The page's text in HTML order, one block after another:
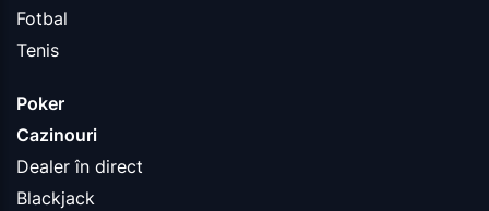
Fotbal
Tenis
Poker
Cazinouri
Dealer în direct
Blackjack